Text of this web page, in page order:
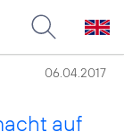
06.04.2017
auf